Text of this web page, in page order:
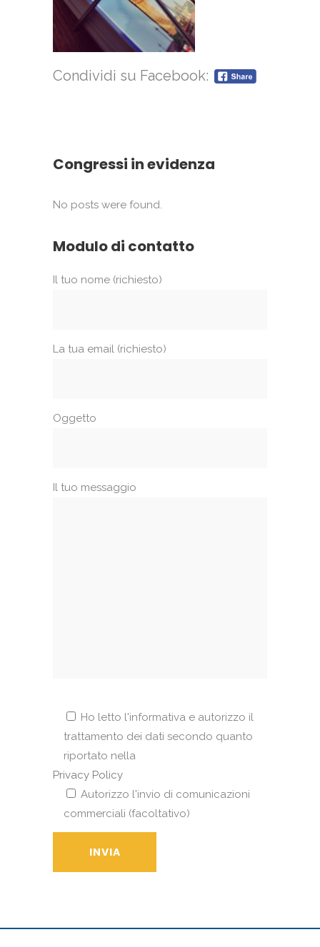
Condividi su Facebook:
Congressi in evidenza
No posts were found.
Modulo di contatto
Il tuo nome (richiesto)
La tua email (richiesto)
Oggetto
Il tuo messaggio
Ho letto l'informativa e autorizzo il
trattamento dei dati secondo quanto
riportato nella
Privacy Policy
Autorizzo l'invio di comunicazioni
commerciali (facoltativo)